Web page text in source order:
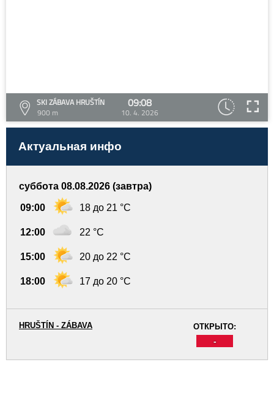
SKI ZÁBAVA HRUŠTÍN
900 m
09:08
10. 4. 2026
Актуальная инфо
суббота 08.08.2026 (завтра)
09:00 18 до 21 °C
12:00 22 °C
15:00 20 до 22 °C
18:00 17 до 20 °C
ОТКРЫТО:
-
HRUŠTÍN - ZÁBAVA